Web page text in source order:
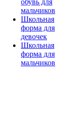
обувь для
мальчиков
Школьная
форма для
девочек
Школьная
форма для
мальчиков